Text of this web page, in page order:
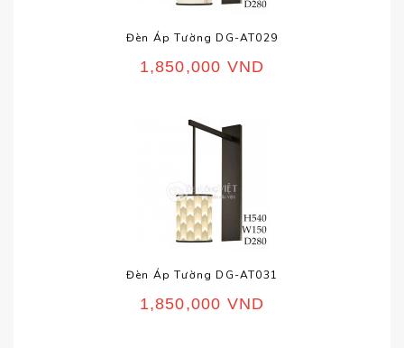
Đèn Áp Tường DG-AT029
1,850,000 VND
Đèn Áp Tường DG-AT031
1,850,000 VND